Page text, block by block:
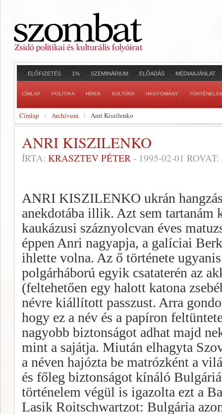
ELŐFIZETÉS 1% SZEMINÁRIUM ELŐADÁS MÉDIAAJÁNLAT
CÍMLAP POLITIKA HÍREK KULTÚRA HAGYOMÁNY
Címlap Archívum Anri Kiszilenko
ANRI KISZILENKO
ÍRTA: KRASZTEV PÉTER - 1995-02-01 ROVAT:
ANRI KISZILENKO ukrán
anekdotába illik. Azt sem tar­tanám
kaukázusi száznyolcvan éves
éppen Anri nagyapja, a galíciai
ihlette volna. Az ő története
polgárháború egyik csataterén az
(feltehetően egy halott katona
névre kiállított passzust. Arra
hogy ez a név és a papíron
nagyobb biztonságot adhat majd
mint a sa­játja. Miután elhagyta
a néven hajózta be mat­rózként a
és főleg biztonságot kínáló
történelem végül is igazolta ezt a
Lasik Roitschwartzot: Bulgária